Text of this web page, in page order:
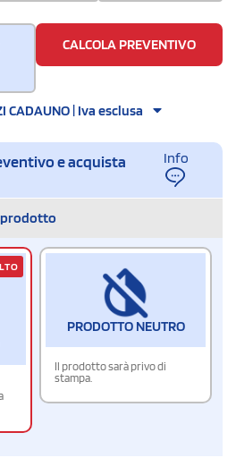
CALCOLA PREVENTIVO
CADAUNO | Iva esclusa
e acquista
Info
prodotto
PRODOTTO NEUTRO
Il prodotto sarà privo di
stampa.